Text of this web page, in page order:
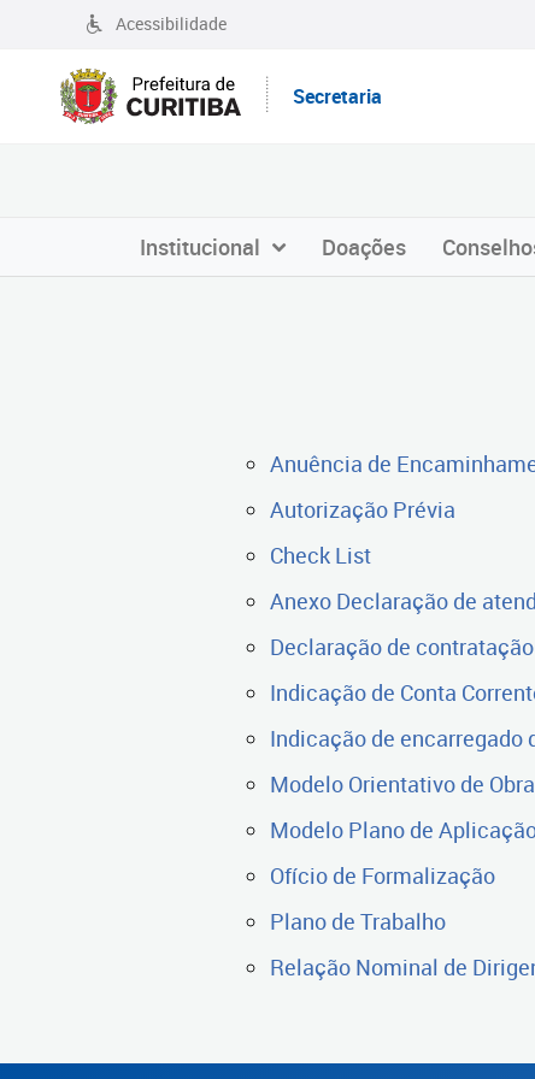
Acessibilidade
Secretaria
Institucional Doações
Anuência de
Autorização Prévia
Check List
Anexo Declaração de
Declaração de
Indicação de Conta
Indicação de encarregado
Modelo Orientativo de
Modelo Plano de
Ofício de Formalização
Plano de Trabalho
Relação Nominal de